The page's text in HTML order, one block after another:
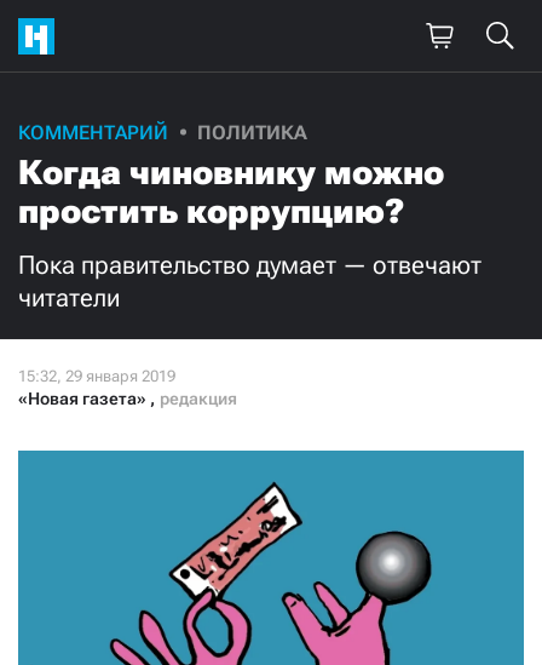
КОММЕНТАРИЙ ПОЛИТИКА
Когда чиновнику можно
простить коррупцию?
Пока правительство думает — отвечают
читатели
«Новая газета» , редакция
Поддержите
нашу работу!
Ежемесячно Разово
3000
500
Нажимая кнопку «Стать соучастником»,
и подтверждаю свое гражданство РФ
СТАТЬ СОУЧАСТНИКОМ
ПОДЕЛИТЬСЯ С ДРУЗЬЯМИ
Если у вас есть вопросы, пишите donate@novayagazeta.ru